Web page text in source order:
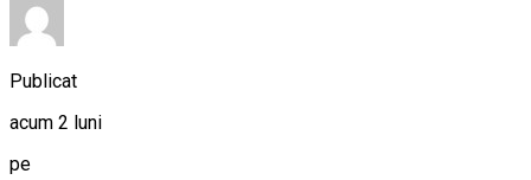
Publicat
acum 2 luni
pe